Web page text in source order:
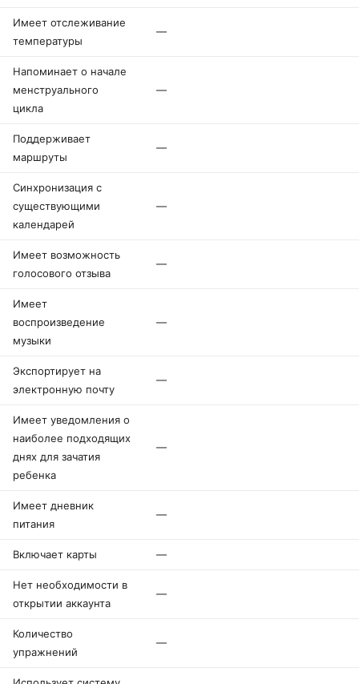
Имеет отслеживание
температуры
—
Напоминает о начале
менструального
цикла
—
Поддерживает
маршруты
—
Синхронизация с
существующими
календарей
—
Имеет возможность
голосового отзыва
—
Имеет
воспроизведение
музыки
—
Экспортирует на
электронную почту
—
Имеет уведомления о
наиболее подходящих
днях для зачатия
ребенка
—
Имеет дневник
питания
—
Включает карты —
Нет необходимости в
открытии аккаунта
—
Количество
упражнений
—